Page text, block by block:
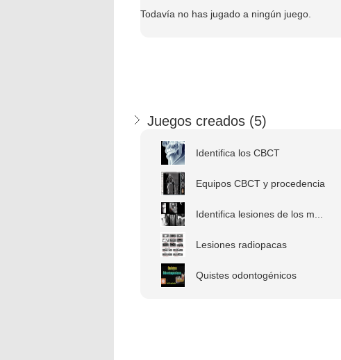
Todavía no has jugado a ningún juego.
Juegos creados (5)
Identifica los CBCT
Equipos CBCT y procedencia
Identifica lesiones de los m...
Lesiones radiopacas
Quistes odontogénicos